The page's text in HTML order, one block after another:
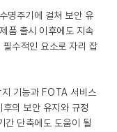
명주기에 걸쳐 보안 유
품 출시 이후에도 지속
수적인 요소로 자리 잡
기능과 FOTA 서비스
의 보안 유지와 규정
간 단축에도 도움이 될